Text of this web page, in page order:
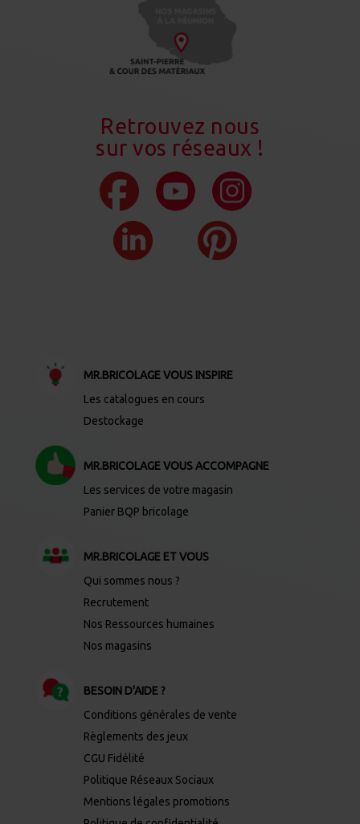
Retrouvez nous
sur vos réseaux !
MR.BRICOLAGE VOUS INSPIRE
Les catalogues en cours
Destockage
MR.BRICOLAGE VOUS ACCOMPAGNE
Les services de votre magasin
Panier BQP bricolage
MR.BRICOLAGE ET VOUS
Qui sommes nous ?
Recrutement
Nos Ressources humaines
Nos magasins
BESOIN D'AIDE ?
Conditions générales de vente
Règlements des jeux
CGU Fidélité
Politique Réseaux Sociaux
Mentions légales promotions